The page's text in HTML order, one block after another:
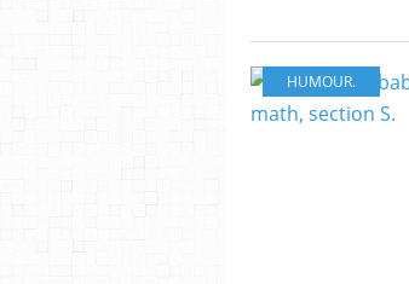
HUMOUR.